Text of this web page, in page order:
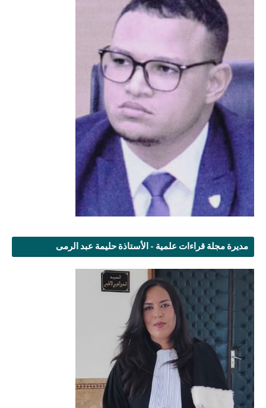
مديرة مجلة قراءات علمية - الأستاذة حليمة عبد الرمى